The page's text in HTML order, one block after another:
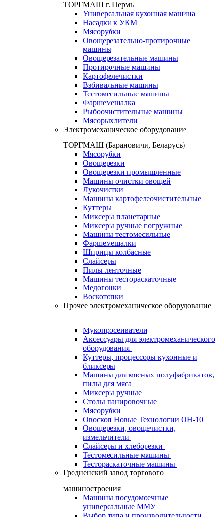
ТОРГМАШ г. Пермь
Универсальная кухонная машина
Насадки к УКМ
Мясорубки
Овощерезательно-протирочные
машины
Овощерезательные машины
Протирочные машины
Картофелечистки
Взбивальные машины
Тестомесильные машины
Фаршемешалка
Рыбоочистительные машины
Мясорыхлители
Электромеханическое оборудование
ТОРГМАШ (Барановичи, Беларусь)
Мясорубки
Овощерезки
Овощерезки промышленные
Машины очистки овощей
Лукочистки
Машины картофелеочистительные
Куттеры
Миксеры планетарные
Миксеры ручные погружные
Машины тестомесильные
Фаршемешалки
Шприцы колбасные
Слайсеры
Пилы ленточные
Машины тестораскаточные
Медогонки
Воскотопки
Прочее электромеханическое оборудование
Мукопросеиватели
Аксессуары для электромеханического
оборудования
Куттеры, процессоры кухонные и
бликсеры
Машины для мясных полуфабрикатов,
пилы для мяса
Миксеры ручные
Столы панировочные
Мясорубки
Овоскоп Новые Технологии ОН-10
Овощерезки, овощечистки,
измельчители
Слайсеры и хлеборезки
Тестомесильные машины
Тестораскаточные машины
Гродненский завод торгового
машиностроения
Машины посудомоечные
универсальные ММУ
Выбор типа и производительности